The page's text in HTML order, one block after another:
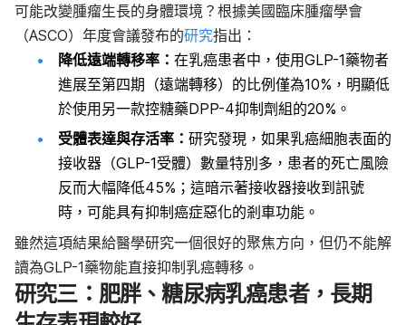
可能改變腫瘤生長的身體環境？ 根據美國臨床腫瘤學會
（ASCO）年度會議發布的研究指出 ：
降低遠端轉移率： 在乳癌患者中，使用GLP-1藥物者
進展至第四期（遠端轉移）的比例僅為10%，明顯低
於使用另一款控糖藥DPP-4抑制劑組的20%。
受體表達與存活率： 研究發現，如果乳癌細胞表面的
接收器（GLP-1受體）數量特別多，患者的死亡風險
反而大幅降低45%；這暗示著接收器接收到訊號
時，可能具有抑制癌症惡化的剎車功能。
雖然這項結果給醫學研究一個很好的聚焦方向，但仍不能解
讀為GLP-1藥物能直接抑制乳癌轉移。
研究三：肥胖、糖尿病乳癌患者，長期